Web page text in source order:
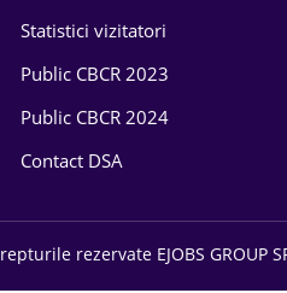
Statistici vizitatori
Public CBCR 2023
Public CBCR 2024
Contact DSA
rezervate EJOBS GROUP